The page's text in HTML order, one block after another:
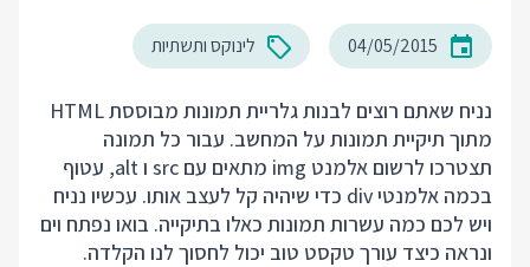
04/05/2015 לינוקס ותשתיות
נניח שאתם רוצים לבנות גלריית תמונות מבוססת HTML
מתוך תיקיית תמונות על המחשב. עבור כל תמונה
תצטרכו לרשום אלמנט img מתאים עם src ו alt, עטוף
בכמה אלמנטי div כדי שיהיה קל לעצב אותו. עכשיו נניח
ויש לכם כמה עשרות תמונות כאלו בתיקייה. בואו נפתח וים
ונראה כיצד עורך טקסט טוב יכול לחסוך לנו הקלדה.